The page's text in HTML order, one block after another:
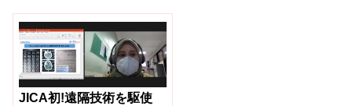
JICA初!遠隔技術を駆使